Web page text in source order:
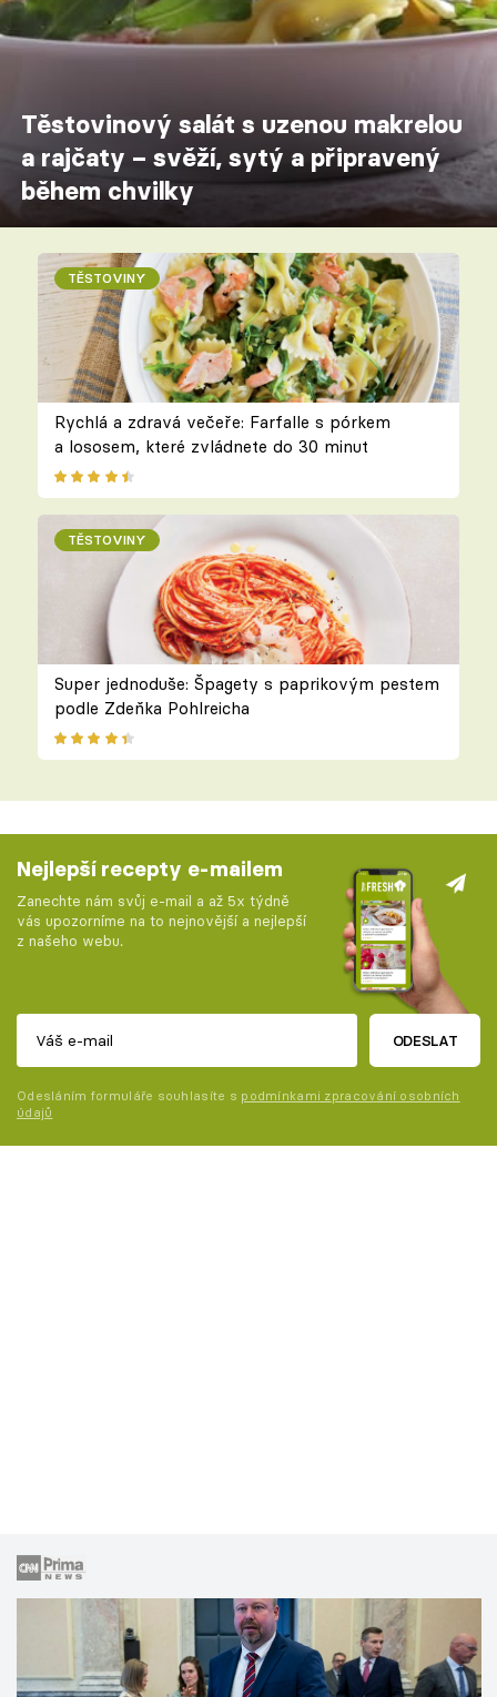
Těstovinový salát s uzenou makrelou
a rajčaty – svěží, sytý a připravený
během chvilky
TĚSTOVINY
Rychlá a zdravá večeře: Farfalle s pórkem
a lososem, které zvládnete do 30 minut
TĚSTOVINY
Super jednoduše: Špagety s paprikovým pestem
podle Zdeňka Pohlreicha
Nejlepší recepty e-mailem
Zanechte nám svůj e-mail a až 5x týdně
vás upozorníme na to nejnovější a nejlepší
z našeho webu.
ODESLAT
Odesláním formuláře souhlasíte s podmínkami zpracování osobních
údajů